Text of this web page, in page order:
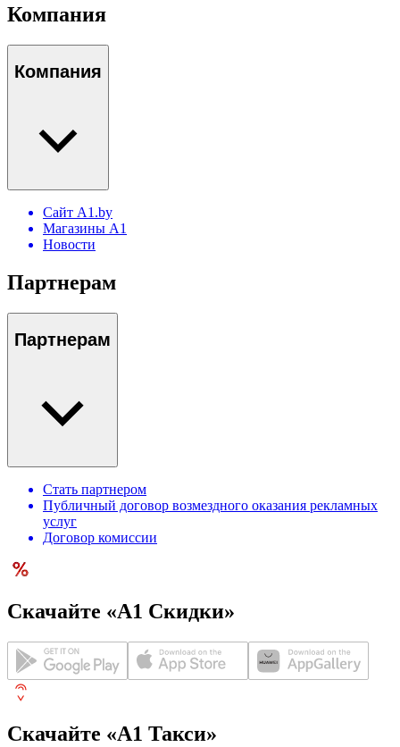
Компания
Компания
Сайт A1.by
Магазины А1
Новости
Партнерам
Партнерам
Стать партнером
Публичный договор возмездного оказания рекламных
услуг
Договор комиссии
Скачайте «А1 Скидки»
Скачайте «А1 Такси»